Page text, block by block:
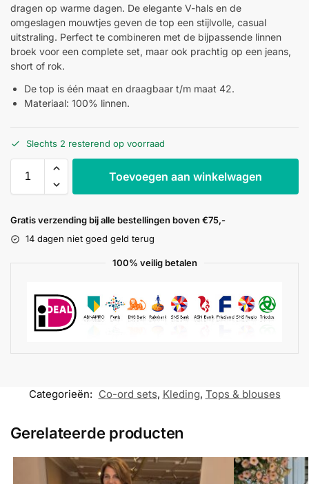
dragen op warme dagen. De elegante V-hals en de
omgeslagen mouwtjes geven de top een stijlvolle, casual
uitstraling. Perfect te combineren met de bijpassende linnen
broek voor een complete set, maar ook prachtig op een jeans,
short of rok.
De top is één maat en draagbaar t/m maat 42.
Materiaal: 100% linnen.
Slechts 2 resterend op voorraad
Toevoegen aan winkelwagen
Gratis verzending bij alle bestellingen boven €75,-
14 dagen niet goed geld terug
100% veilig betalen
Categorieën: Co-ord sets, Kleding, Tops & blouses
Gerelateerde producten